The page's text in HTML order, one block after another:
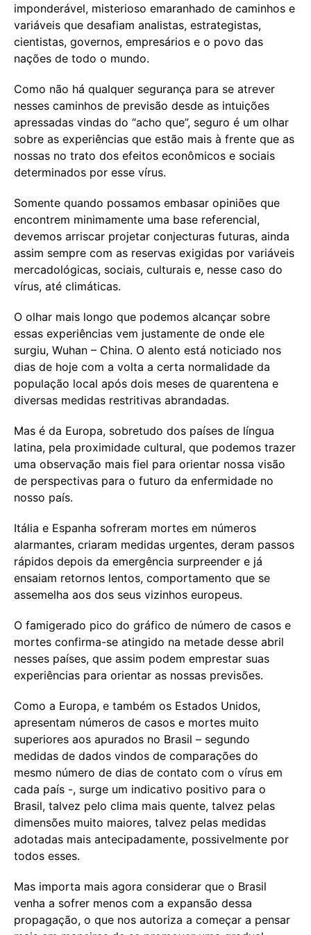
imponderável, misterioso emaranhado de caminhos e
variáveis que desafiam analistas, estrategistas,
cientistas, governos, empresários e o povo das
nações de todo o mundo.
Como não há qualquer segurança para se atrever
nesses caminhos de previsão desde as intuições
apressadas vindas do “acho que”, seguro é um olhar
sobre as experiências que estão mais à frente que as
nossas no trato dos efeitos econômicos e sociais
determinados por esse vírus.
Somente quando possamos embasar opiniões que
encontrem minimamente uma base referencial,
devemos arriscar projetar conjecturas futuras, ainda
assim sempre com as reservas exigidas por variáveis
mercadológicas, sociais, culturais e, nesse caso do
vírus, até climáticas.
O olhar mais longo que podemos alcançar sobre
essas experiências vem justamente de onde ele
surgiu, Wuhan – China. O alento está noticiado nos
dias de hoje com a volta a certa normalidade da
população local após dois meses de quarentena e
diversas medidas restritivas abrandadas.
Mas é da Europa, sobretudo dos países de língua
latina, pela proximidade cultural, que podemos trazer
uma observação mais fiel para orientar nossa visão
de perspectivas para o futuro da enfermidade no
nosso país.
Itália e Espanha sofreram mortes em números
alarmantes, criaram medidas urgentes, deram passos
rápidos depois da emergência surpreender e já
ensaiam retornos lentos, comportamento que se
assemelha aos dos seus vizinhos europeus.
O famigerado pico do gráfico de número de casos e
mortes confirma-se atingido na metade desse abril
nesses países, que assim podem emprestar suas
experiências para orientar as nossas previsões.
Como a Europa, e também os Estados Unidos,
apresentam números de casos e mortes muito
superiores aos apurados no Brasil – segundo
medidas de dados vindos de comparações do
mesmo número de dias de contato com o vírus em
cada país -, surge um indicativo positivo para o
Brasil, talvez pelo clima mais quente, talvez pelas
dimensões muito maiores, talvez pelas medidas
adotadas mais antecipadamente, possivelmente por
todos esses.
Mas importa mais agora considerar que o Brasil
venha a sofrer menos com a expansão dessa
propagação, o que nos autoriza a começar a pensar